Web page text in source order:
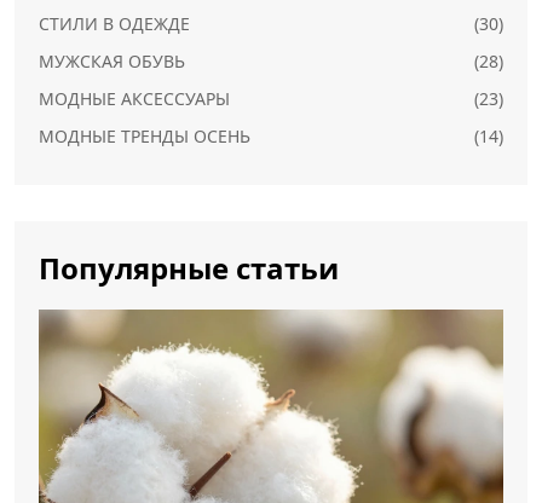
СТИЛИ В ОДЕЖДЕ
(30)
МУЖСКАЯ ОБУВЬ
(28)
МОДНЫЕ АКСЕССУАРЫ
(23)
МОДНЫЕ ТРЕНДЫ ОСЕНЬ
(14)
Популярные статьи